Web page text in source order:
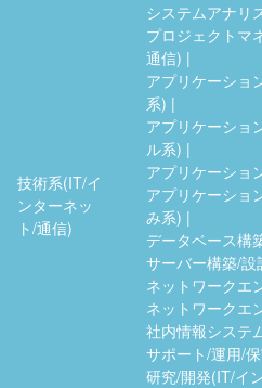
技術系(IT/イ
ンターネッ
ト/通信)
システムアナリ
プロジェクトマ
通信)
アプリケーショ
系)
アプリケーショ
ル系)
アプリケーショ
アプリケーショ
み系)
データベース構
サーバー構築/設
ネットワークエ
ネットワークエ
社内情報システ
サポート/運用/
研究/開発(IT/イ